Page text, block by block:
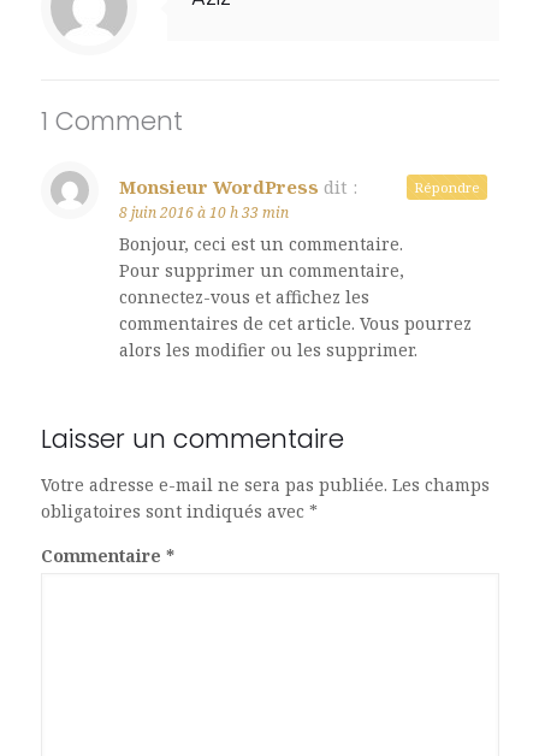
1 Comment
Monsieur WordPress dit :
8 juin 2016 à 10 h 33 min
Bonjour, ceci est un commentaire.
Pour supprimer un commentaire,
connectez-vous et affichez les
commentaires de cet article. Vous pourrez
alors les modifier ou les supprimer.
Répondre
Laisser un commentaire
Votre adresse e-mail ne sera pas publiée. Les champs
obligatoires sont indiqués avec *
Commentaire *